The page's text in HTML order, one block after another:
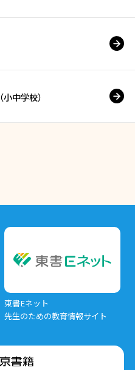
（小中学校）
東書Eネット
先生のための教育情報サイト